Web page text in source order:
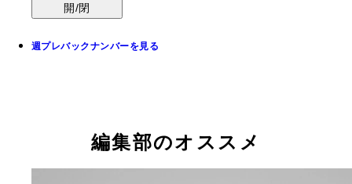
開/閉
週プレバックナンバーを見る
編集部のオススメ